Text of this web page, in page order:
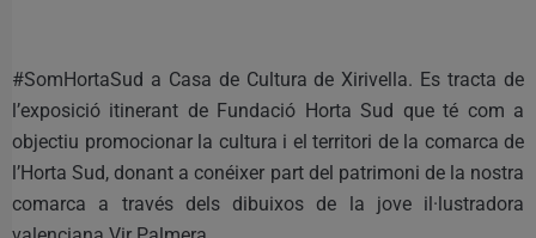
#SomHortaSud a Casa de Cultura de Xirivella. Es tracta de
l’exposició itinerant de Fundació Horta Sud que té com a
objectiu promocionar la cultura i el territori de la comarca de
l’Horta Sud, donant a conéixer part del patrimoni de la nostra
comarca a través dels dibuixos de la jove il·lustradora